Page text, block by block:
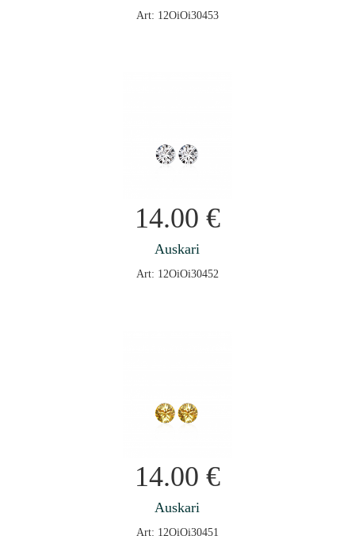
Art: 12OiOi30453
14.00 €
Auskari
Art: 12OiOi30452
14.00 €
Auskari
Art: 12OiOi30451